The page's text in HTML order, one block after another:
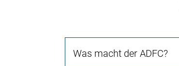
Was macht der ADFC?